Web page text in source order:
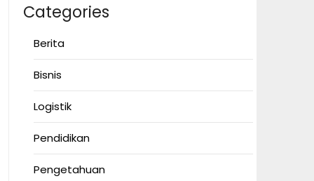
Categories
Berita
Bisnis
Logistik
Pendidikan
Pengetahuan